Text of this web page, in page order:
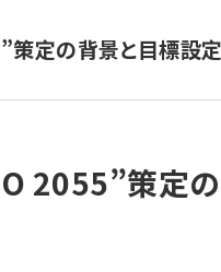
定の背景と目標設
2055”策定の